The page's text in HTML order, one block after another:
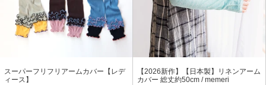
スーパーフリフリアームカバー【レデ
ィース】
【2026新作】【日本製】リネンアーム
カバー 総丈約50cm / memeri